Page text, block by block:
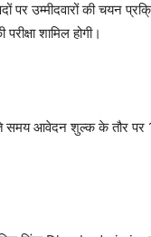
पर उम्मीदवारों की चयन
शामिल होगी।
समय आवेदन शुल्क के तौर